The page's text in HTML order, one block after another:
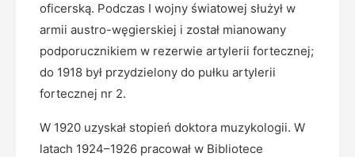
oficerską. Podczas I wojny światowej służył w
armii austro-węgierskiej i został mianowany
podporucznikiem w rezerwie artylerii fortecznej;
do 1918 był przydzielony do pułku artylerii
fortecznej nr 2.
W 1920 uzyskał stopień doktora muzykologii. W
latach 1924–1926 pracował w Bibliotece